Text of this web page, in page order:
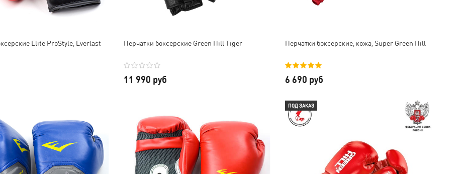
Elite ProStyle, Everlast Перчатки боксерские Green Hill Tiger
11 990 руб
Перчатки боксерские, кожа, Super Green Hill
6 690 руб
ПОД ЗАКАЗ